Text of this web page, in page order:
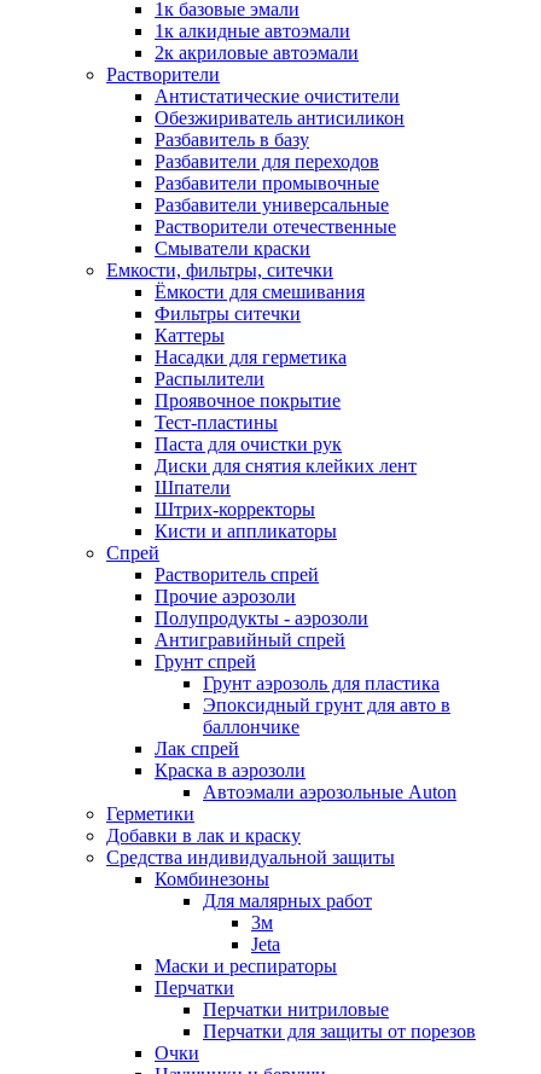
1к базовые эмали
1к алкидные автоэмали
2к акриловые автоэмали
Растворители
Антистатические очистители
Обезжириватель антисиликон
Разбавитель в базу
Разбавители для переходов
Разбавители промывочные
Разбавители универсальные
Растворители отечественные
Смыватели краски
Емкости, фильтры, ситечки
Ёмкости для смешивания
Фильтры ситечки
Каттеры
Насадки для герметика
Распылители
Проявочное покрытие
Тест-пластины
Паста для очистки рук
Диски для снятия клейких лент
Шпатели
Штрих-корректоры
Кисти и аппликаторы
Спрей
Растворитель спрей
Прочие аэрозоли
Полупродукты - аэрозоли
Антигравийный спрей
Грунт спрей
Грунт аэрозоль для пластика
Эпоксидный грунт для авто в
баллончике
Лак спрей
Краска в аэрозоли
Автоэмали аэрозольные Auton
Герметики
Добавки в лак и краску
Средства индивидуальной защиты
Комбинезоны
Для малярных работ
3м
Jeta
Маски и респираторы
Перчатки
Перчатки нитриловые
Перчатки для защиты от порезов
Очки